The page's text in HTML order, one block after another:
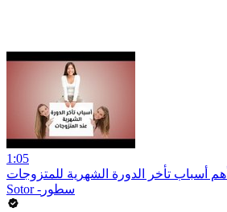
1:05
أهم أسباب تأخر الدورة الشهرية للمتزوجات
Sotor -سطور